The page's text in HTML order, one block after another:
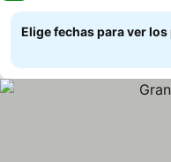
Elige fechas para ver